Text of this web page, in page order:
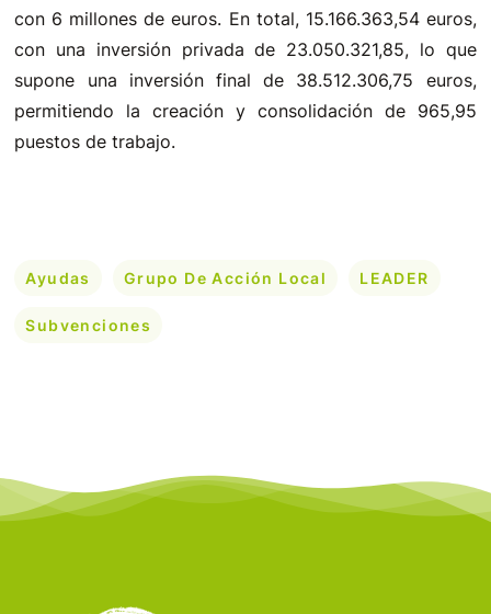
con 6 millones de euros. En total, 15.166.363,54 euros,
con una inversión privada de 23.050.321,85, lo que
supone una inversión final de 38.512.306,75 euros,
permitiendo la creación y consolidación de 965,95
puestos de trabajo.
Ayudas Grupo De Acción Local LEADER
Subvenciones